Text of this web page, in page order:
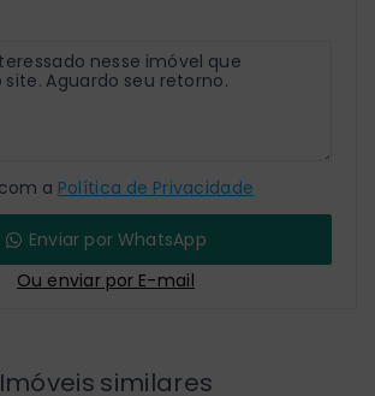
a Política de Privacidade
Enviar por WhatsApp
Ou enviar por E-mail
Imóveis similares